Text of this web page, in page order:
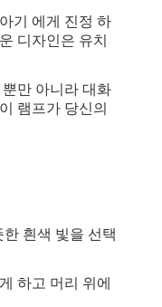
기 에게 진정 하
디자인은 유치
만 아니라 대화
램프가 당신의
흰색 빛을 선택
하고 머리 위에